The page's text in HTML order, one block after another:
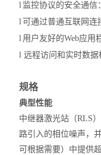
l 监控协议的安全通信：
l 可通过普通互联网连
l 用户友好的Web应用
l 远程访问和实时数据
规格
典型性能
中继器激光站（RLS
路引入的相位噪声，
可根据需要）中提供